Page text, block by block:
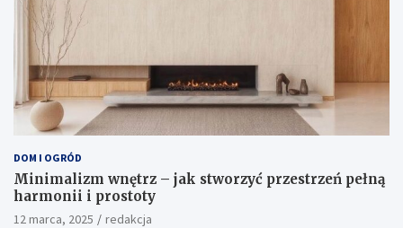
DOM I OGRÓD
Minimalizm wnętrz – jak stworzyć przestrzeń pełną
harmonii i prostoty
12 marca, 2025
redakcja